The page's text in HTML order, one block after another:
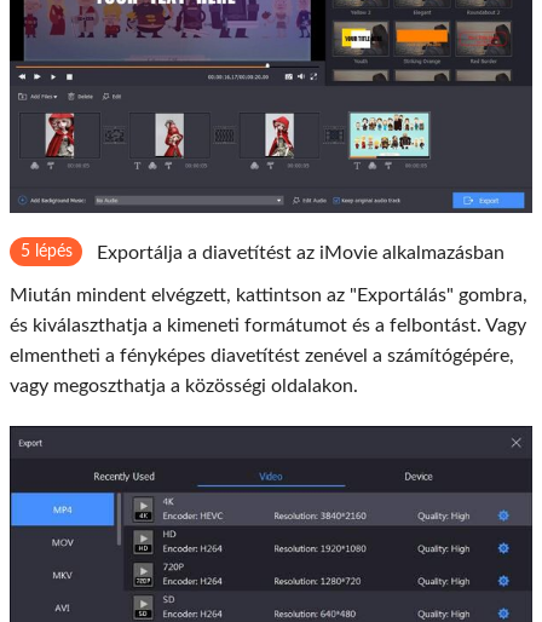
5 lépés Exportálja a diavetítést az iMovie alkalmazásban
Miután mindent elvégzett, kattintson az "Exportálás" gombra,
és kiválaszthatja a kimeneti formátumot és a felbontást. Vagy
elmentheti a fényképes diavetítést zenével a számítógépére,
vagy megoszthatja a közösségi oldalakon.